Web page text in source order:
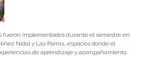
fueron implementados durante el semestre en
Nidal y Las Parras, espacios donde el
de aprendizaje y acompañamiento.